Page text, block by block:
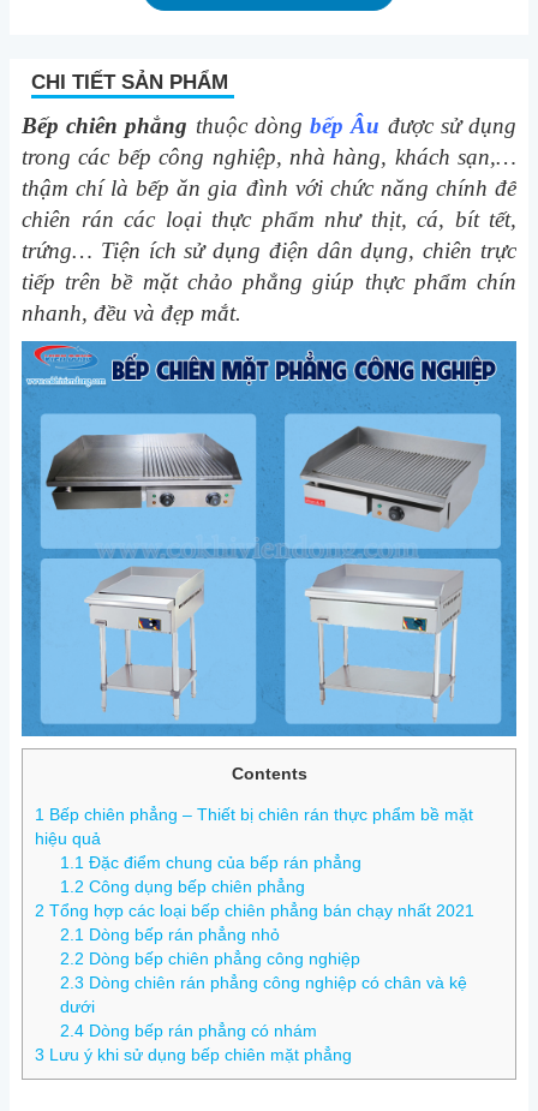
CHI TIẾT SẢN PHẨM
Bếp chiên phẳng thuộc dòngbếp Âu được sử dụng
trong các bếp công nghiệp, nhà hàng, khách sạn,…
thậm chí là bếp ăn gia đình với chức năng chính để
chiên rán các loại thực phẩm như thịt, cá, bít tết,
trứng… Tiện ích sử dụng điện dân dụng, chiên trực
tiếp trên bề mặt chảo phẳng giúp thực phẩm chín
nhanh, đều và đẹp mắt.
Contents
1 Bếp chiên phẳng – Thiết bị chiên rán thực phẩm bề mặt
hiệu quả
1.1 Đặc điểm chung của bếp rán phẳng
1.2 Công dụng bếp chiên phẳng
2 Tổng hợp các loại bếp chiên phẳng bán chạy nhất 2021
2.1 Dòng bếp rán phẳng nhỏ
2.2 Dòng bếp chiên phẳng công nghiệp
2.3 Dòng chiên rán phẳng công nghiệp có chân và kệ
dưới
2.4 Dòng bếp rán phẳng có nhám
3 Lưu ý khi sử dụng bếp chiên mặt phẳng